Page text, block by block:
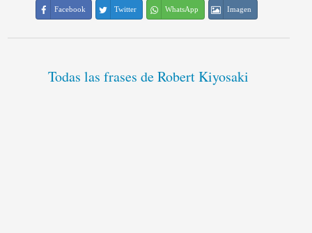
Facebook Twitter WhatsApp Imagen
Todas las frases de Robert Kiyosaki